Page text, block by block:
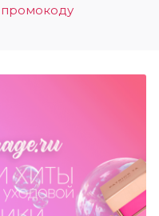
промокоду
0